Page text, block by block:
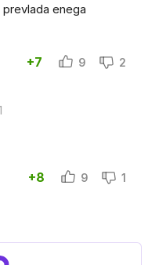
enega
+7 9 2
+8 9 1